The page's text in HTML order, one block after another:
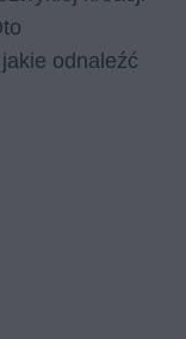
odnaleźć